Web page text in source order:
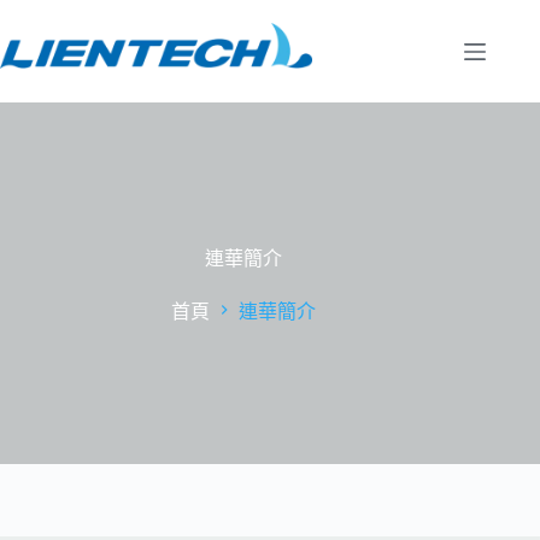
連華簡介
首頁 連華簡介